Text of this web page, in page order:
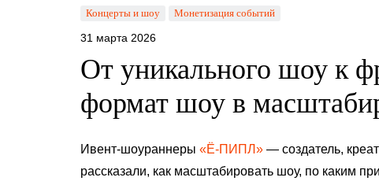
Концерты и шоу Монетизация событий
31 марта 2026
От уникального шоу к
формат шоу в
Ивент-шоураннеры «Ё-ПИПЛ» — создатель,
рассказали, как масштабировать шоу, по каким